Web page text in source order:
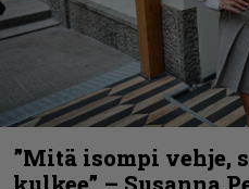
”Mitä isompi vehje,
kulkee” – Susanna